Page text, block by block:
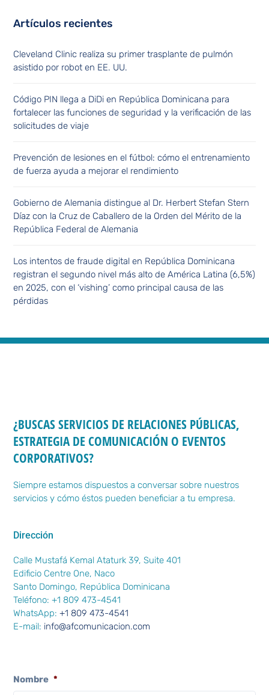
Artículos recientes
Cleveland Clinic realiza su primer trasplante de pulmón
asistido por robot en EE. UU.
Código PIN llega a DiDi en República Dominicana para
fortalecer las funciones de seguridad y la verificación de las
solicitudes de viaje
Prevención de lesiones en el fútbol: cómo el entrenamiento
de fuerza ayuda a mejorar el rendimiento
Gobierno de Alemania distingue al Dr. Herbert Stefan Stern
Díaz con la Cruz de Caballero de la Orden del Mérito de la
República Federal de Alemania
Los intentos de fraude digital en República Dominicana
registran el segundo nivel más alto de América Latina (6,5%)
en 2025, con el ‘vishing’ como principal causa de las
pérdidas
¿BUSCAS SERVICIOS DE RELACIONES PÚBLICAS,
ESTRATEGIA DE COMUNICACIÓN O EVENTOS
CORPORATIVOS?
Siempre estamos dispuestos a conversar sobre nuestros
servicios y cómo éstos pueden beneficiar a tu empresa.
Dirección
Calle Mustafá Kemal Ataturk 39, Suite 401
Edificio Centre One, Naco
Santo Domingo, República Dominicana
Teléfono: +1 809 473-4541
WhatsApp:+1 809 473-4541
E-mail: info@afcomunicacion.com
Nombre *